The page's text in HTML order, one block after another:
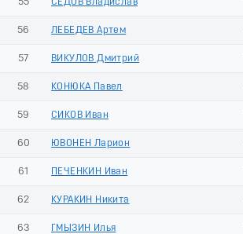
56 ЛЕБЕДЕВ Артем
57 ВИКУЛОВ Дмитрий
58 КОНЮКА Павел
59 СИКОВ Иван
60 ЮВОНЕН Ларион
61 ПЕЧЕНКИН Иван
62 КУРАКИН Никита
63 ГМЫЗИН Илья